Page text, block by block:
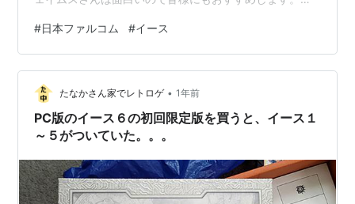
とはいえ。 昨今のアクションRPGにかつての高揚感、ワ
クワク感を覚えなくなった（恐怖感はある、十分ある）
私は、医者に処方を求めるように師匠に相談しました。
師匠とは大学時代のゼミ同期で、まじめこの上ない私を
アニメとエロゲーの世界に引きずり込んだ悪人です。こ
のブログに唐突に…
#日本ファルコム #イース
たなかさん家でレトロゲ • 1年前
PC版のイース６の初回限定版を買うと、イース１
～５がついていた。。。